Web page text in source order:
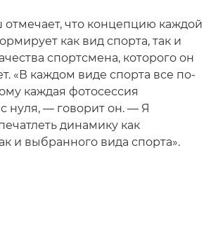
что концепцию каждой
как вид спорта, так и
спортсмена, которого он
«В каждом виде спорта все по-
каждая фотосессия
нуля, — говорит он. — Я
динамику как
и выбранного вида спорта».